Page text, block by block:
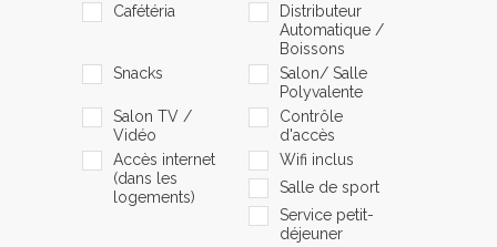
Cafétéria
Distributeur
Automatique /
Boissons
Snacks
Salon/ Salle
Polyvalente
Salon TV /
Vidéo
Contrôle
d'accès
Accès internet
(dans les
logements)
Wifi inclus
Salle de sport
Service petit-
déjeuner